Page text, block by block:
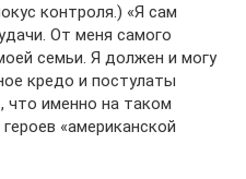
контроля.) «Я сам
От меня самого
семьи. Я должен и могу
кредо и постулаты
что именно на таком
«американской